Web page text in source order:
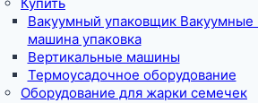
Вакуумный упаковщик Вакуумные
машина упаковка
Вертикальные машины
Термоусадочное оборудование
Оборудование для жарки семечек